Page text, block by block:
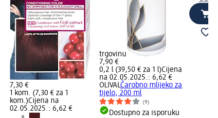
7,30 €
1 kom. (7,30 € za 1
kom.)Cijena na
02.05.2025.: 6,62 €
trgovinu
7,90 €
0,2 l (39,50 € za 1 l)Cijena
na 02.05.2025.: 6,62 €
OLIVALČarobno mlijeko za
tijelo, 200 ml
(9)
Dostupno za isporuku